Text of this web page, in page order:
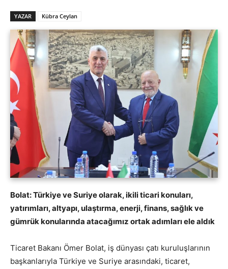
YAZAR Kübra Ceylan
Bolat: Türkiye ve Suriye olarak, ikili ticari konuları,
yatırımları, altyapı, ulaştırma, enerji, finans, sağlık ve
gümrük konularında atacağımız ortak adımları ele aldık
Ticaret Bakanı Ömer Bolat, iş dünyası çatı kuruluşlarının
başkanlarıyla Türkiye ve Suriye arasındaki, ticaret,